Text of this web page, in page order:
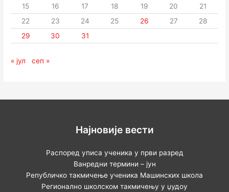
15
16 17 18 19 20
21
22
23 24 25 26 27
28
29
30 31
« јул сеп »
Најновије вести
Распоред уписа ученика у први разред
Ванредни термини – јун
Републичко такмичење ученика Машинских школа
Регионално школском такмичењу у џудоу